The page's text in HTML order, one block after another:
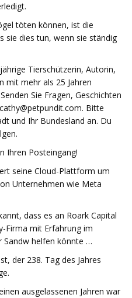
töten können, ist die
sie dies tun, wenn sie ständig
Tierschützerin, Autorin,
mit mehr als 25 Jahren
Sie Fragen, Geschichten
cathy@petpundit.com. Bitte
und Ihr Bundesland an. Du
Ihren Posteingang!
seine Cloud-Plattform um
Unternehmen wie Meta
dass es an Roark Capital
Firma mit Erfahrung im
Sandw helfen könnte …
der 238. Tag des Jahres
ausgelassenen Jahren war